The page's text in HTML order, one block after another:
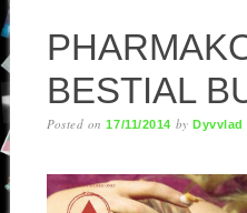
BESTIAL
Posted on17/11/2014 byDyvvlad